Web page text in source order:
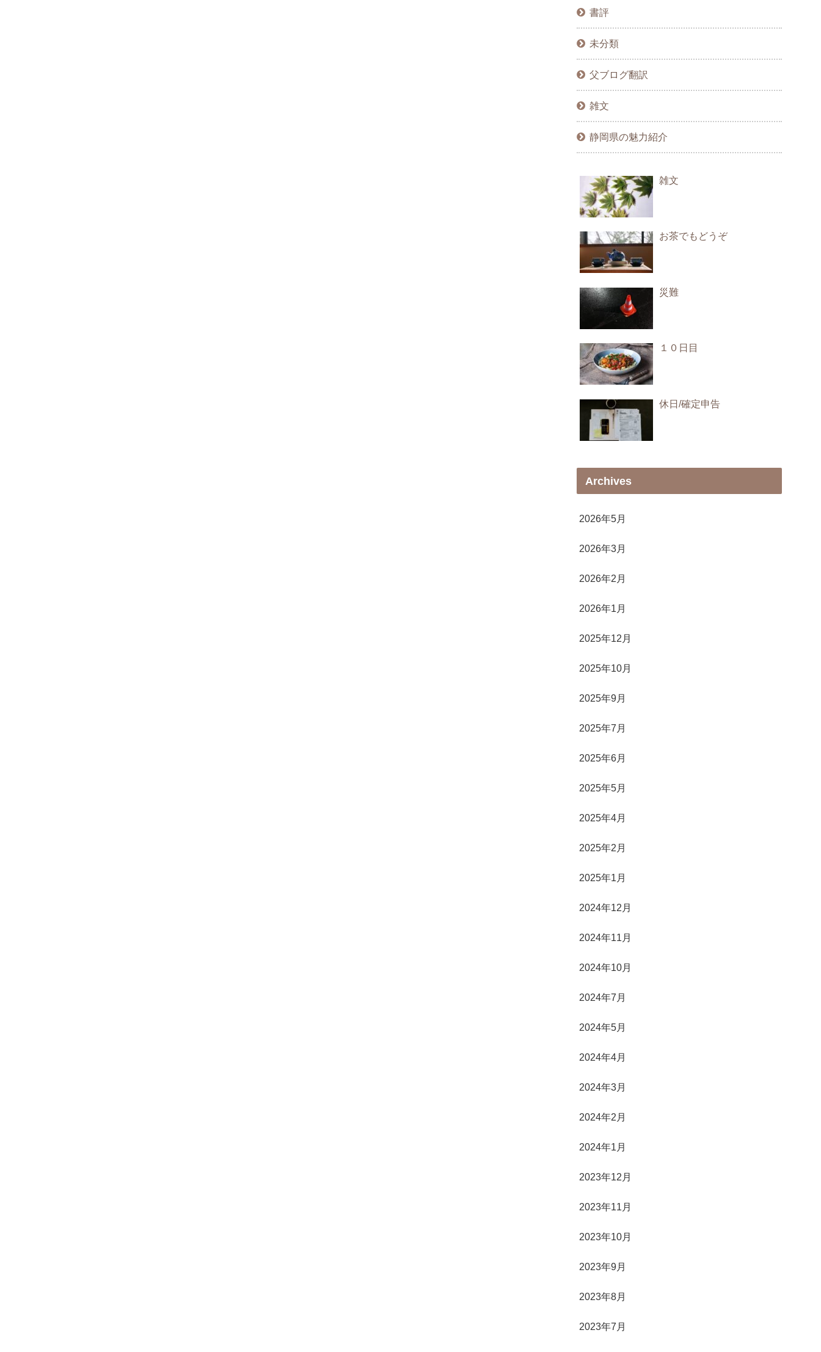
書評
未分類
父ブログ翻訳
雑文
静岡県の魅力紹介
雑文
お茶でもどうぞ
災難
１０日目
休日/確定申告
Archives
2026年5月
2026年3月
2026年2月
2026年1月
2025年12月
2025年10月
2025年9月
2025年7月
2025年6月
2025年5月
2025年4月
2025年2月
2025年1月
2024年12月
2024年11月
2024年10月
2024年7月
2024年5月
2024年4月
2024年3月
2024年2月
2024年1月
2023年12月
2023年11月
2023年10月
2023年9月
2023年8月
2023年7月